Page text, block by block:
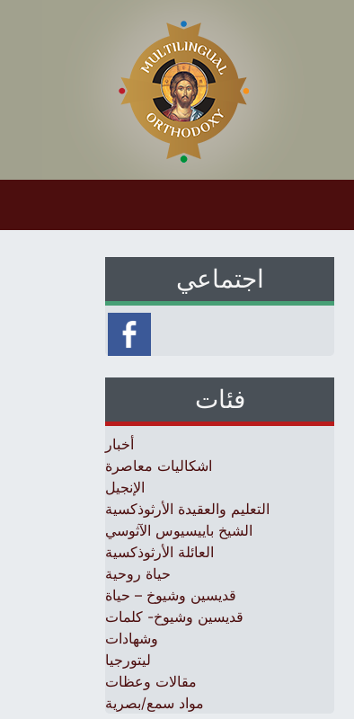
اجتماعي
فئات
أخبار
اشكاليات معاصرة
الإنجيل
التعليم والعقيدة الأرثوذكسية
الشيخ باييسيوس الآثوسي
العائلة الأرثوذكسية
حياة روحية
قديسين وشيوخ – حياة
قديسين وشيوخ- كلمات
وشهادات
ليتورجيا
مقالات وعظات
مواد سمع/بصرية